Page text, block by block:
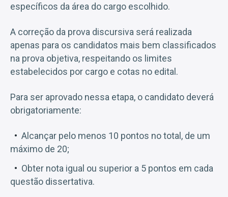
específicos da área do cargo escolhido.
A correção da prova discursiva será realizada
apenas para os candidatos mais bem classificados
na prova objetiva, respeitando os limites
estabelecidos por cargo e cotas no edital.
Para ser aprovado nessa etapa, o candidato deverá
obrigatoriamente:
Alcançar pelo menos 10 pontos no total, de um
máximo de 20;
Obter nota igual ou superior a 5 pontos em cada
questão dissertativa.